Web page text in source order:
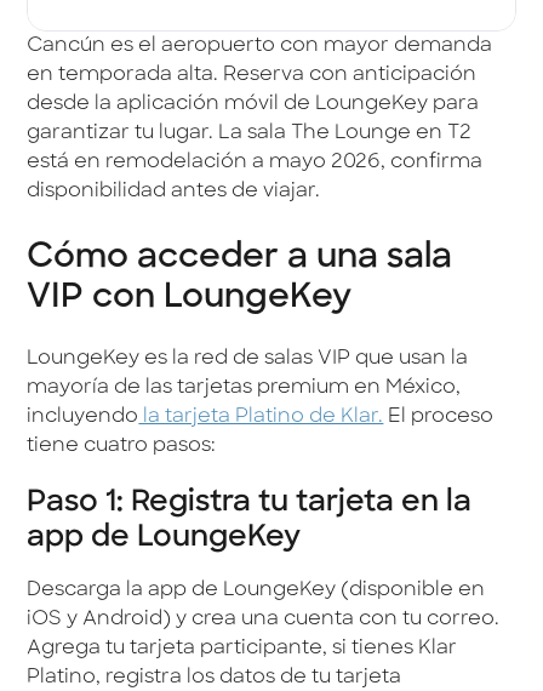
Cancún es el aeropuerto con mayor demanda
en temporada alta. Reserva con anticipación
desde la aplicación móvil de LoungeKey para
garantizar tu lugar. La sala The Lounge en T2
está en remodelación a mayo 2026, confirma
disponibilidad antes de viajar.
Cómo acceder a una sala
VIP con LoungeKey
LoungeKey es la red de salas VIP que usan la
mayoría de las tarjetas premium en México,
incluyendo la tarjeta Platino de Klar. El proceso
tiene cuatro pasos:
Paso 1: Registra tu tarjeta en la
app de LoungeKey
Descarga la app de LoungeKey (disponible en
iOS y Android) y crea una cuenta con tu correo.
Agrega tu tarjeta participante, si tienes Klar
Platino, registra los datos de tu tarjeta